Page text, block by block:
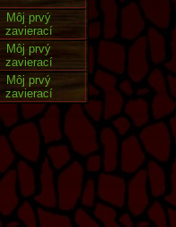
Môj prvý
zavierací
Môj prvý
zavierací
Môj prvý
zavierací